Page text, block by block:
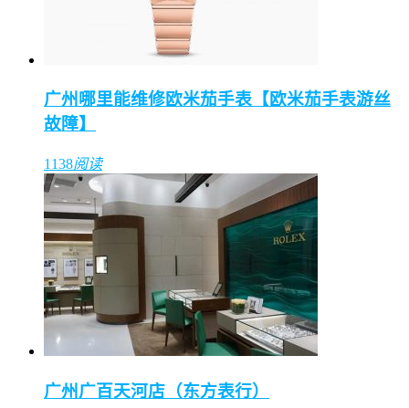
广州哪里能维修欧米茄手表【欧米茄手表游丝
故障】
1138阅读
广州广百天河店（东方表行）